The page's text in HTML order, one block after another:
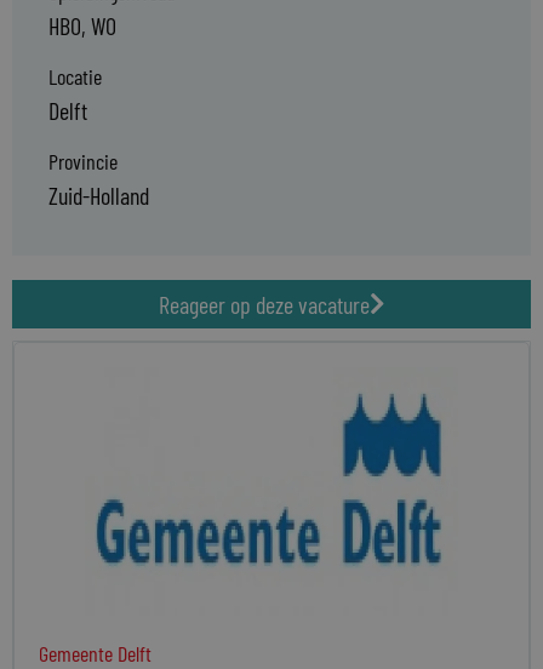
HBO, WO
Locatie
Delft
Provincie
Zuid-Holland
Reageer op deze vacature
Gemeente Delft